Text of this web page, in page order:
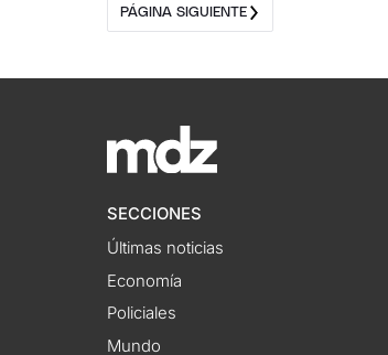
PÁGINA SIGUIENTE
SECCIONES
Últimas noticias
Economía
Policiales
Mundo